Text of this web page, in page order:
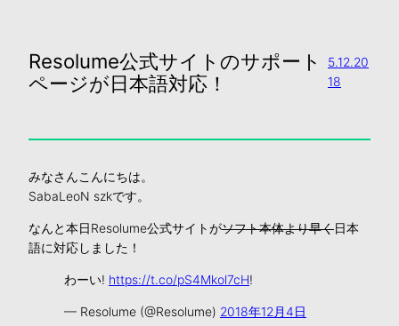
Resolume公式サイトのサポート
ページが日本語対応！
5.12.20
18
みなさんこんにちは。
SabaLeoN szkです。
なんと本日Resolume公式サイトがソフト本体より早く日本
語に対応しました！
わーい! https://t.co/pS4Mkol7cH!
— Resolume (@Resolume) 2018年12月4日